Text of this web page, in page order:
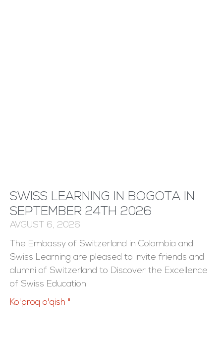
SWISS LEARNING IN BOGOTA IN
SEPTEMBER 24TH 2026
AVGUST 6, 2026
The Embassy of Switzerland in Colombia and
Swiss Learning are pleased to invite friends and
alumni of Switzerland to Discover the Excellence
of Swiss Education
Ko'proq o'qish "